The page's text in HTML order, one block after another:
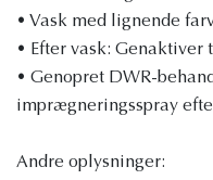
• Vask med lignende
• Efter vask: Genaktiver
• Genopret DWR-
imprægneringsspray
Andre oplysninger: